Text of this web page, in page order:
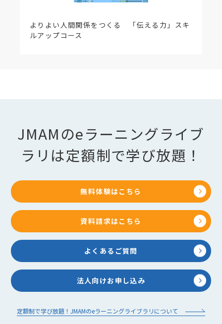
よりよい人間関係をつくる 「伝える力」スキ
ルアップコース
JMAMのeラーニングライブ
ラリは定額制で学び放題！
無料体験はこちら
資料請求はこちら
よくあるご質問
法人向けお申し込み
定額制で学び放題！JMAMのeラーニングライブラリについて